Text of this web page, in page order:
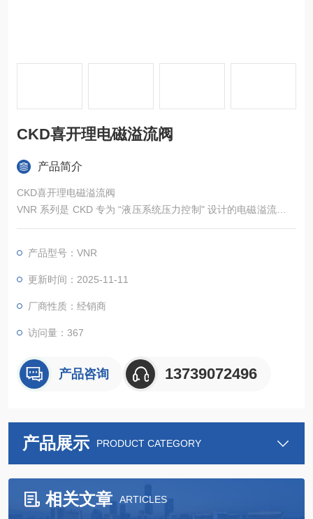
CKD喜开理电磁溢流阀
产品简介
CKD喜开理电磁溢流阀
VNR 系列是 CKD 专为 “液压系统压力控制" 设计的电磁溢流阀，
核心定位为中高压液压系统的 “压力稳定与安全防护核心"，适配
场景，主要解决 “系统压力调节、超压溢流卸荷、节能保压" 三大
核心需求。
产品型号：VNR
更新时间：2025-11-11
厂商性质：经销商
访问量：367
产品咨询 13739072496
产品展示 PRODUCT CATEGORY
相关文章 ARTICLES